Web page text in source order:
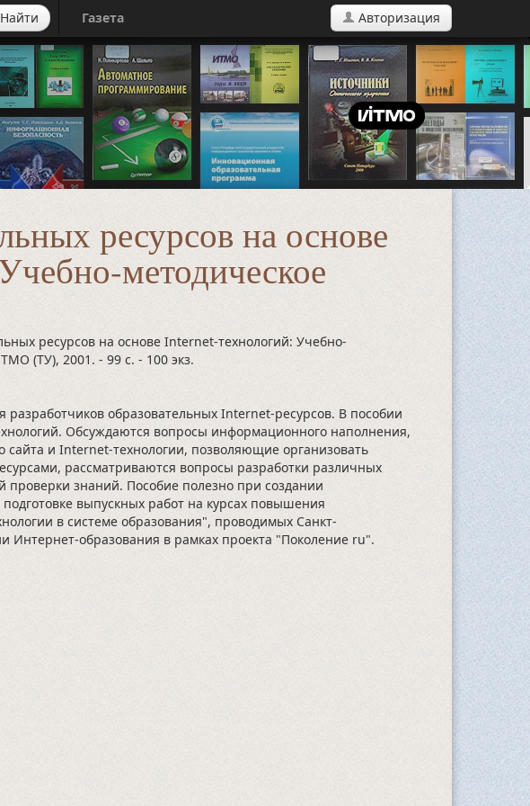
Найти Газета Авторизация
ресурсов на основе
методическое
ресурсов на основе Internet-технологий: Учебно-
(ТУ), 2001. - 99 с. - 100 экз.
образовательных Internet-ресурсов. В пособии
Обсуждаются вопросы информационного наполнения,
сайта и Internet-технологии, позволяющие организовать
рассматриваются вопросы разработки различных
проверки знаний. Пособие полезно при создании
выпускных работ на курсах повышения
в системе образования", проводимых Санкт-
образования в рамках проекта "Поколение ru".